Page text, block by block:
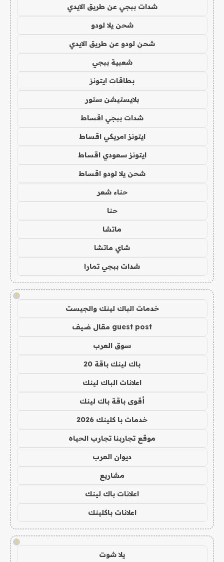
شدات ببجي عن طريق الايدي
شحن يلا لودو
شحن لودو عن طريق الايدي
شعبية ببجي
بطاقات ايتونز
بلايستيشن ستور
شدات ببجي اقساط
ايتونز امريكي اقساط
ايتونز سعودي اقساط
شحن يلا لودو اقساط
حناء شعر
حنا
ماتشا
شاي ماتشا
شدات ببجي تمارا
!
خدمات الباك لينك والجيست
guest post مقال ضيف
سوق العرب
باك لينك باقة 20
اعلانات الباك لينك
أقوى باقة باك لينك
خدمات با كلينك 2026
موقع تجاربنا تجارب الحياه
ديوان العرب
مشاريع
اعلانات باك لينك
اعلانات باكلينك
!
يلا شوت